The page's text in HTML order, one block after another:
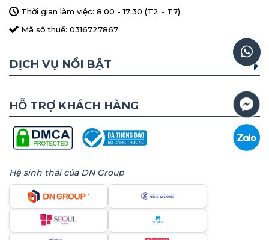
Thời gian làm việc: 8:00 - 17:30 (T2 - T7)
Mã số thuế: 0316727867
DỊCH VỤ NỔI BẬT
HỖ TRỢ KHÁCH HÀNG
Hệ sinh thái của DN Group